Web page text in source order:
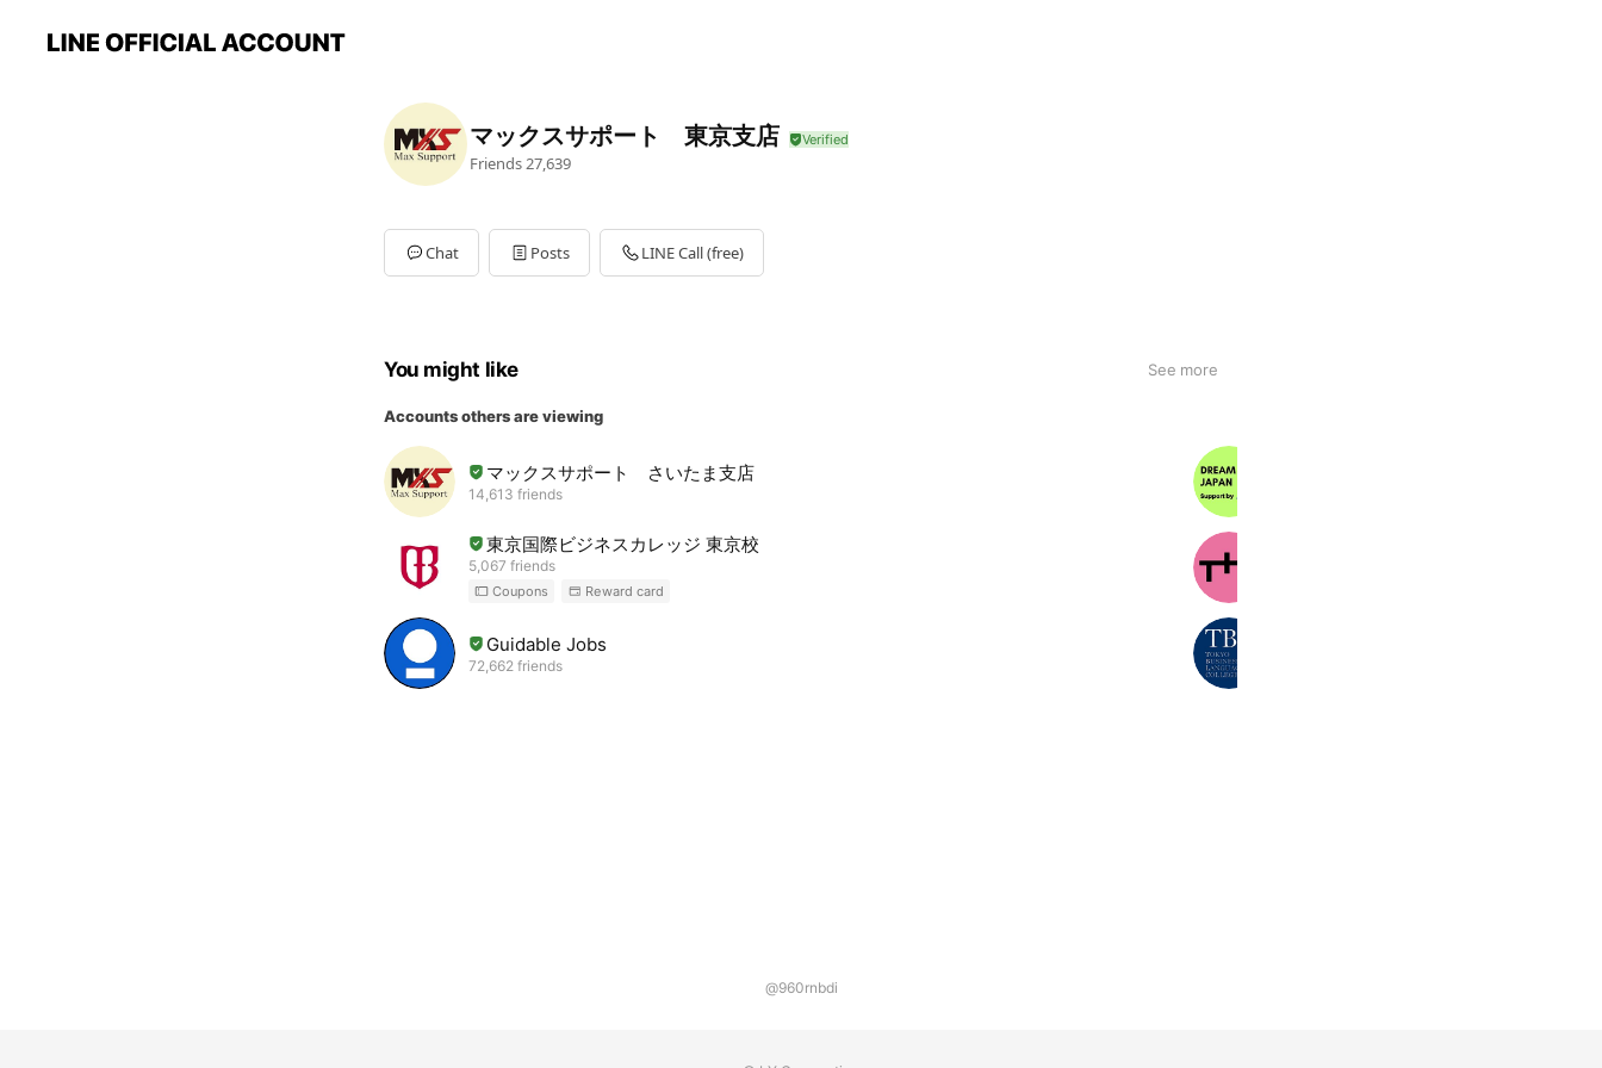
マックスサポート 東京支店
Friends 27,639
Chat Posts LINE Call (free)
You might like See more
Accounts others are viewing
マックスサポート さいたま支店
14,613 friends
東京国際ビジネスカレッジ 東京校
5,067 friends
Coupons Reward card
Guidable Jobs
72,662 friends
@960rnbdi